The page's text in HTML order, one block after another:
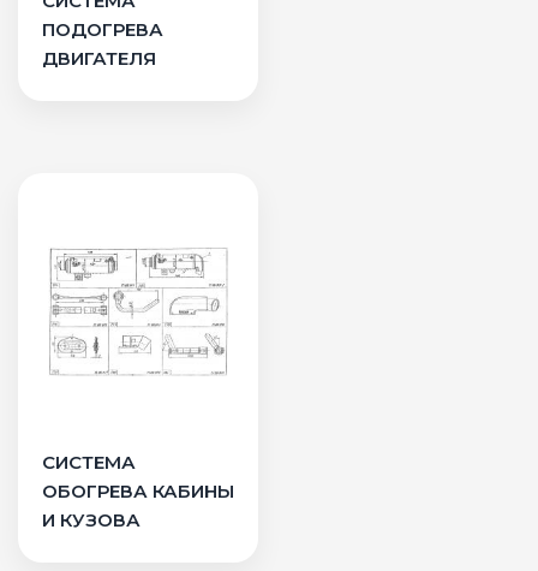
ПОДОГРЕВА
ДВИГАТЕЛЯ
СИСТЕМА
ОБОГРЕВА КАБИНЫ
И КУЗОВА